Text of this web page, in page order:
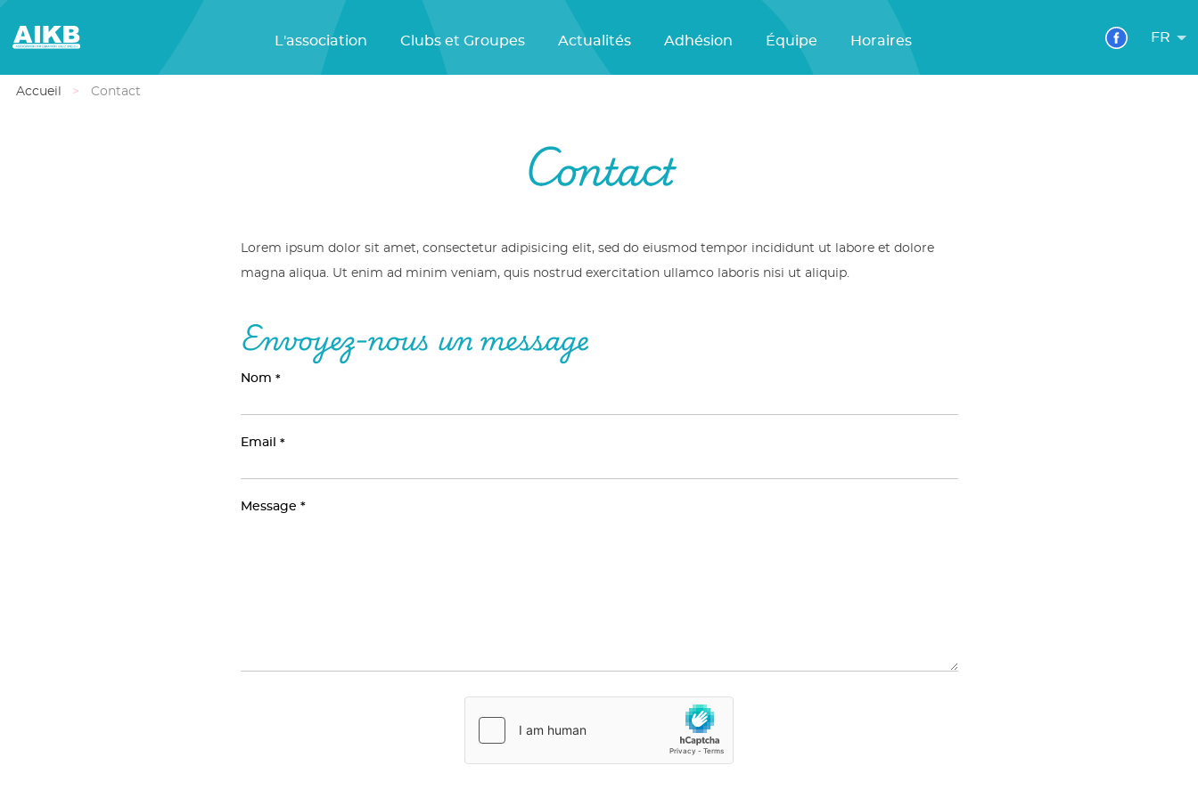
L'association Clubs et Groupes Actualités Adhésion Équipe Horaires FR
Accueil Contact
Contact
Lorem ipsum dolor sit amet, consectetur adipisicing elit, sed do eiusmod tempor incididunt ut labore et dolore
magna aliqua. Ut enim ad minim veniam, quis nostrud exercitation ullamco laboris nisi ut aliquip.
Envoyez-nous un message
Nom
Email
Message